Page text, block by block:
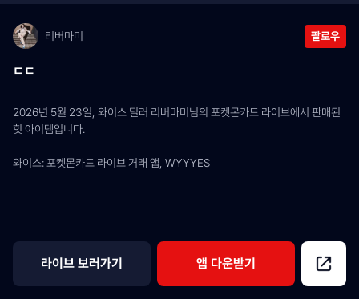
리버마미 팔로우
ㄷㄷ
2026년 5월 23일, 와이스 딜러 리버마미님의 포켓몬카드 라이브에서 판매된
힛 아이템입니다.
와이스: 포켓몬카드 라이브 거래 앱, WYYYES
라이브 보러가기 앱 다운받기